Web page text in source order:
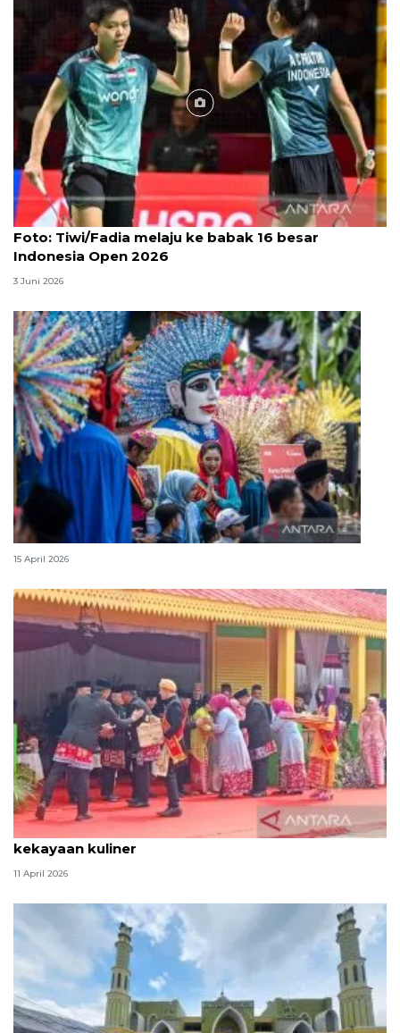
Foto
Foto: Tiwi/Fadia melaju ke babak 16 besar
Indonesia Open 2026
3 Juni 2026
Lebaran Betawi, harmoni tradisi dan kota global
15 April 2026
Tradisi hantaran Lebaran Betawi simbol bakti dan
kekayaan kuliner
11 April 2026